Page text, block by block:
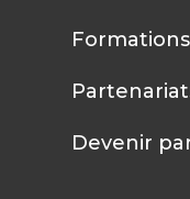
Formations
Devenir